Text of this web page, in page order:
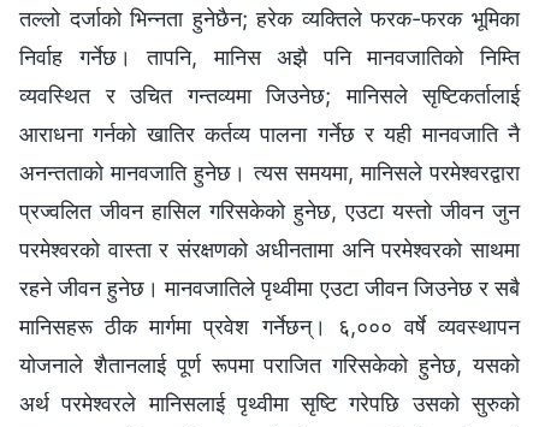
तल्लो दर्जाको भिन्नता हुनेछैन; हरेक व्यक्तिले फरक-फरक भूमिका
निर्वाह गर्नेछ। तापनि, मानिस अझै पनि मानवजातिको निम्ति
व्यवस्थित र उचित गन्तव्यमा जिउनेछ; मानिसले सृष्टिकर्तालाई
आराधना गर्नको खातिर कर्तव्य पालना गर्नेछ र यही मानवजाति नै
अनन्तताको मानवजाति हुनेछ। त्यस समयमा, मानिसले परमेश्‍वरद्वारा
प्रज्वलित जीवन हासिल गरिसकेको हुनेछ, एउटा यस्तो जीवन जुन
परमेश्‍वरको वास्ता र संरक्षणको अधीनतामा अनि परमेश्‍वरको साथमा
रहने जीवन हुनेछ। मानवजातिले पृथ्वीमा एउटा जीवन जिउनेछ र सबै
मानिसहरू ठीक मार्गमा प्रवेश गर्नेछन्। ६,००० वर्षे व्यवस्थापन
योजनाले शैतानलाई पूर्ण रूपमा पराजित गरिसकेको हुनेछ, यसको
अर्थ परमेश्‍वरले मानिसलाई पृथ्वीमा सृष्टि गरेपछि उसको सुरुको